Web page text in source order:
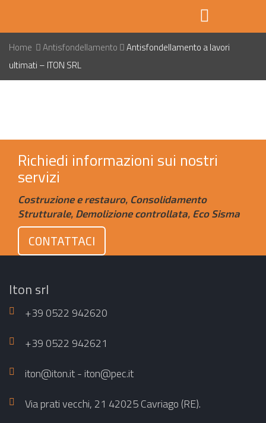
Home Antisfondellamento
Antisfondellamento a lavori
ultimati – ITON SRL
Richiedi informazioni sui nostri
servizi
Costruzione e restauro, Consolidamento
Strutturale, Demolizione controllata, Eco Sisma
CONTATTACI
Iton srl
+39 0522 942620
+39 0522 942621
iton@iton.it - iton@pec.it
Via prati vecchi, 21 42025 Cavriago (RE).